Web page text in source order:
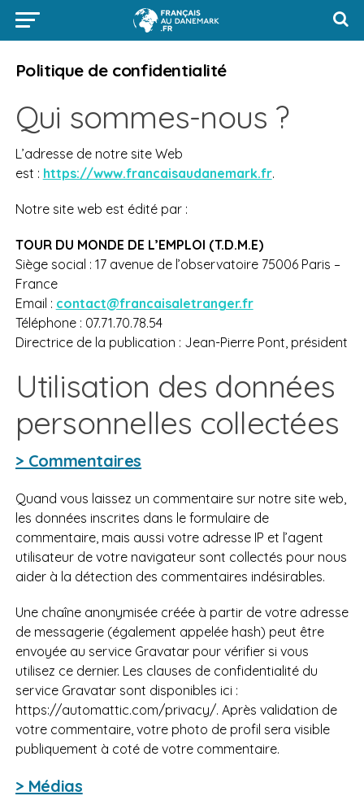
Politique de confidentialité
Qui sommes-nous ?
L’adresse de notre site Web
est : https://www.francaisaudanemark.fr.
Notre site web est édité par :
TOUR DU MONDE DE L’EMPLOI (T.D.M.E)
Siège social : 17 avenue de l’observatoire 75006 Paris –
France
Email : contact@francaisaletranger.fr
Téléphone : 07.71.70.78.54
Directrice de la publication : Jean-Pierre Pont, président
Utilisation des données
personnelles collectées
> Commentaires
Quand vous laissez un commentaire sur notre site web,
les données inscrites dans le formulaire de
commentaire, mais aussi votre adresse IP et l’agent
utilisateur de votre navigateur sont collectés pour nous
aider à la détection des commentaires indésirables.
Une chaîne anonymisée créée à partir de votre adresse
de messagerie (également appelée hash) peut être
envoyée au service Gravatar pour vérifier si vous
utilisez ce dernier. Les clauses de confidentialité du
service Gravatar sont disponibles ici :
https://automattic.com/privacy/. Après validation de
votre commentaire, votre photo de profil sera visible
publiquement à coté de votre commentaire.
> Médias